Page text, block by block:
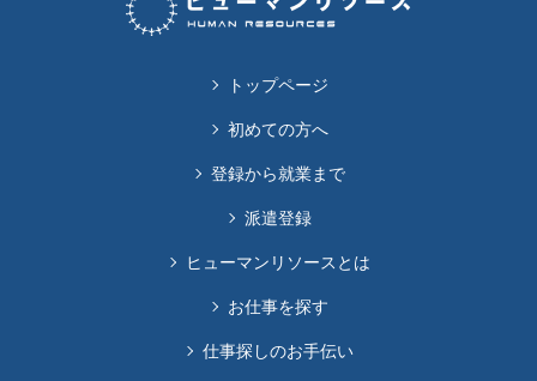
トップページ
初めての方へ
登録から就業まで
派遣登録
ヒューマンリソースとは
お仕事を探す
仕事探しのお手伝い